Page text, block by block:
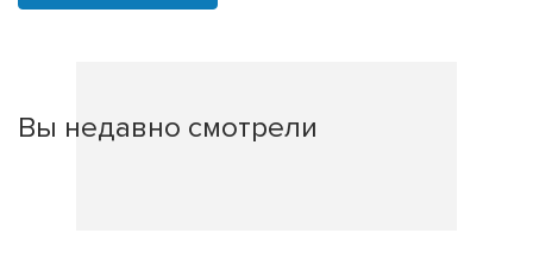
Вы недавно смотрели